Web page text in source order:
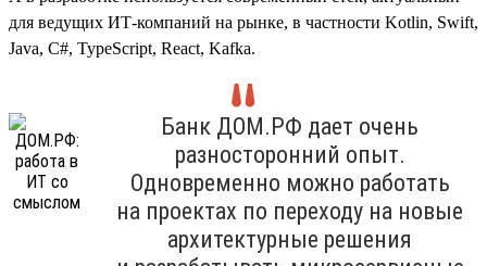
для ведущих ИТ-компаний на рынке, в частности Kotlin, Swift,
Java, C#, TypeScript, React, Kafka.
Банк ДОМ.РФ дает очень
разносторонний опыт.
Одновременно можно работать
на проектах по переходу на новые
архитектурные решения